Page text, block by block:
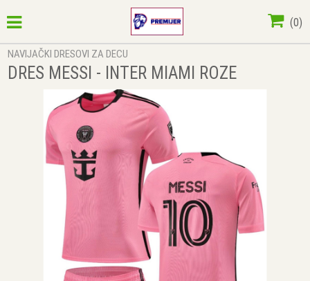
(0)
NAVIJAČKI DRESOVI ZA DECU
DRES MESSI - INTER MIAMI ROZE